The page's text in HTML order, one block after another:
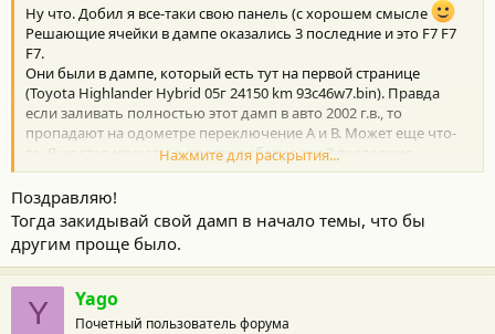
и
:
Ну что. Добил я все-таки свою панель (с хорошем смысле
Решающие ячейки в дампе оказались 3 последние и это F7 F7
F7.
Они были в дампе, который есть тут на первой странице
(Toyota Highlander Hybrid 05г 24150 km 93c46w7.bin). Правда
если заливать полностью этот дамп в авто 2002 г.в., то
пропадают на одометре переключение А и В. Может еще что-
то. Я не стал изучать, а просто добавил эти 3 последние
значения в свой родной дамп. Затем в своем дампе изменил
пробег и сделал одометр в километрах (описывал выше). Но
хотелось все-таки получить зумер на заднюю передачу. Начал
пробовать менять разные ячейки. Но потом выяснил, что эта
функция так же связана с последними 3-мя ячейками. Если туда
прописать любую другую комбинацию, то зумер появляется,
но на климате мили и галоны. Если прописывать F7 F7 F7 -
зумер пропадает, но на кливате все в км, литрах и градусах. И
Нажмите для раскрытия...
Поздравляю!
Тогда закидывай свой дамп в начало темы, что бы
другим проще было.
Y Yago
Почетный пользователь форума